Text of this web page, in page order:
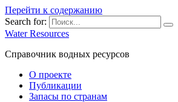
Перейти к содержанию
Search for:
Water Resources
Справочник водных ресурсов
О проекте
Публикации
Запасы по странам